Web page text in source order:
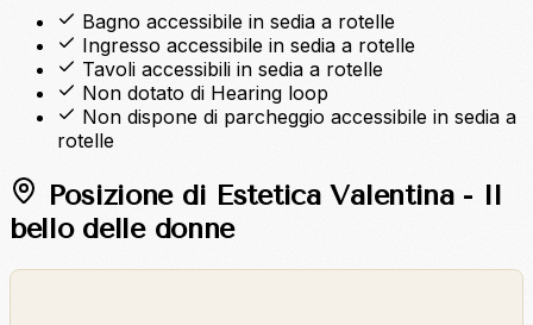
Bagno accessibile in sedia a rotelle
Ingresso accessibile in sedia a rotelle
Tavoli accessibili in sedia a rotelle
Non dotato di Hearing loop
Non dispone di parcheggio accessibile in sedia a
rotelle
Posizione di Estetica Valentina - Il
bello delle donne